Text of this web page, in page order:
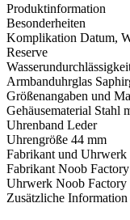
Produktinformation
Besonderheiten
Komplikation Datum,
Reserve
Armbanduhrglas
Größenangaben und
Gehäusematerial Stahl
Uhrenband Leder
Uhrengröße 44 mm
Fabrikant und Uhrwerk
Fabrikant Noob Factory
Uhrwerk Noob
Zusätzliche Information